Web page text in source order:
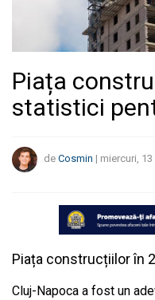
Piața
statistici
de Cosmin | miercuri,
Piața construcțiilor în
Cluj-Napoca a fost un